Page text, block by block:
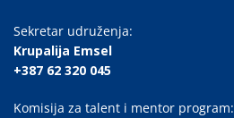
Sekretar udruženja:
Krupalija Emsel
+387 62 320 045
Komisija za talent i mentor program: